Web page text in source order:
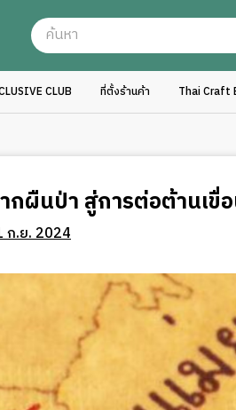
CLUB ที่ตั้งร้านค้า Thai Craft
กผืนป่า สู่การต่อต้านเขื่
ก.ย. 2024